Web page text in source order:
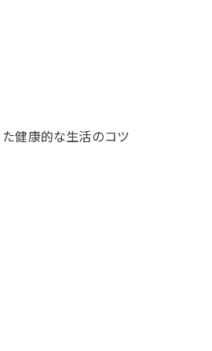
健康的な生活のコツ